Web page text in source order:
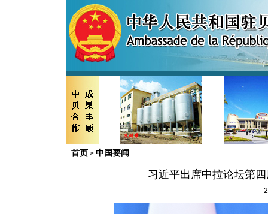
首页 > 中国要闻
习近平出席中拉论坛第